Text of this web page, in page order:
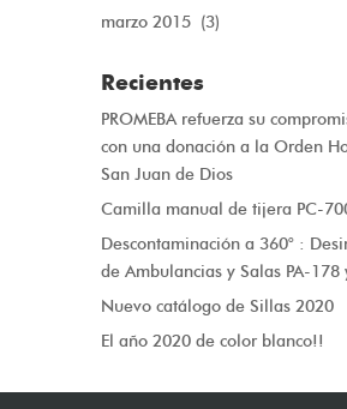
marzo 2015 (3)
Recientes
PROMEBA refuerza su
con una donación a la Orden
San Juan de Dios
Camilla manual de tijera PC-
Descontaminación a 360° :
de Ambulancias y Salas PA-178
Nuevo catálogo de Sillas 2020
El año 2020 de color blanco!!